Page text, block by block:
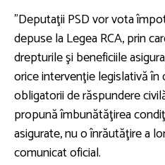
”Deputaţii PSD vor vota
depuse la Legea RCA, prin
drepturile şi beneficiile
orice intervenţie legislativă în
obligatorii de răspundere
propună îmbunătăţirea
asigurate, nu o înrăutăţire a
comunicat oficial.